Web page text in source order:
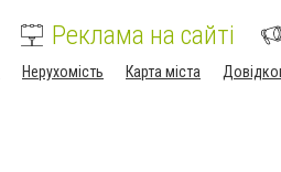
Реклама на сайті
Нерухомість Карта міста